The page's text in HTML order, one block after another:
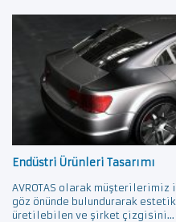
Endüstri Ürünleri Tasarımı
AVROTAS olarak
göz önünde bulundurarak
üretilebilen ve şirket çizgisini...